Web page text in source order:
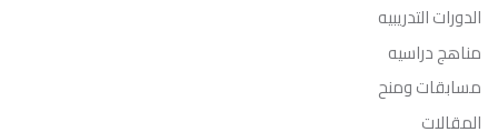
الدورات التدريبيه
مناهج دراسيه
مسابقات ومنح
المقالات